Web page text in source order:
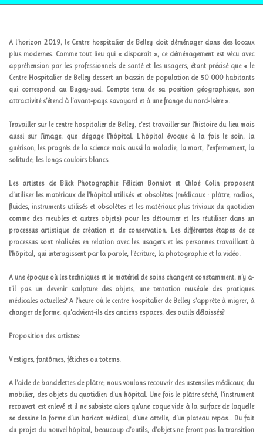
A l’horizon 2019, le Centre hospitalier de Belley doit déménager dans des locaux
plus modernes. Comme tout lieu qui « disparaît », ce déménagement est vécu avec
appréhension par les professionnels de santé et les usagers, étant précisé que « le
Centre Hospitalier de Belley dessert un bassin de population de 50 000 habitants
qui correspond au Bugey-sud. Compte tenu de sa position géographique, son
attractivité s’étend à l’avant-pays savoyard et à une frange du nord-Isère ».
Travailler sur le centre hospitalier de Belley, c’est travailler sur l’histoire du lieu mais
aussi sur l’image, que dégage l’hôpital. L’hôpital évoque à la fois le soin, la
guérison, les progrès de la science mais aussi la maladie, la mort, l’enfermement, la
solitude, les longs couloirs blancs.
Les artistes de Blick Photographie Félicien Bonniot et Chloé Colin proposent
d’utiliser les matériaux de l’hôpital utilisés et obsolètes (médicaux: plâtre, radios,
fluides, instruments utilisés et obsolètes et les matériaux plus triviaux du quotidien
comme des meubles et autres objets) pour les détourner et les réutiliser dans un
processus artistique de création et de conservation. Les différentes étapes de ce
processus sont réalisées en relation avec les usagers et les personnes travaillant à
l’hôpital, qui interagissent par la parole, l’écriture, la photographie et la vidéo.
A une époque où les techniques et le matériel de soins changent constamment, n’y a-
t’il pas un devenir sculpture des objets, une tentation muséale des pratiques
médicales actuelles? A l’heure où le centre hospitalier de Belley s’apprête à migrer, à
changer de forme, qu’advient-ils des anciens espaces, des outils délaissés?
Proposition des artistes:
Vestiges, fantômes, fétiches ou totems.
A l’aide de bandelettes de plâtre, nous voulons recouvrir des ustensiles médicaux, du
mobilier, des objets du quotidien d’un hôpital. Une fois le plâtre séché, l’instrument
recouvert est enlevé et il ne subsiste alors qu’une coque vide à la surface de laquelle
se dessine la forme d’un haricot médical, d’une attelle, d’un plateau repas… Du fait
du projet du nouvel hôpital, beaucoup d’outils, d’objets ne feront pas la transition